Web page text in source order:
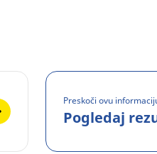
Preskoči ovu
Pogledaj